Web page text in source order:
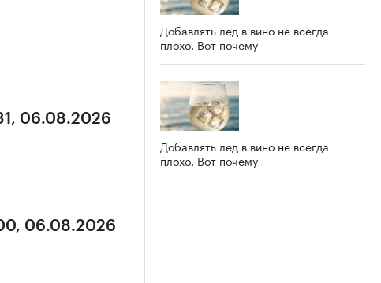
06.08.2026
06.08.2026
Добавлять лед в вино не всегда
плохо. Вот почему
Добавлять лед в вино не всегда
плохо. Вот почему